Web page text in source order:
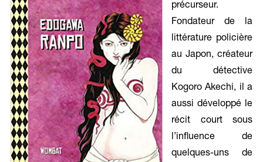
précurseur.
Fondateur de la
littérature policière
au Japon, créateur
du détective
Kogoro Akechi, il a
aussi développé le
récit court sous
l’influence de
quelques-uns de